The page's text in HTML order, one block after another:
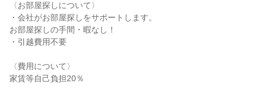
〈お部屋探しについて〉
・会社がお部屋探しをサポートします。
お部屋探しの手間・暇なし！
・引越費用不要
〈費用について〉
家賃等自己負担20％